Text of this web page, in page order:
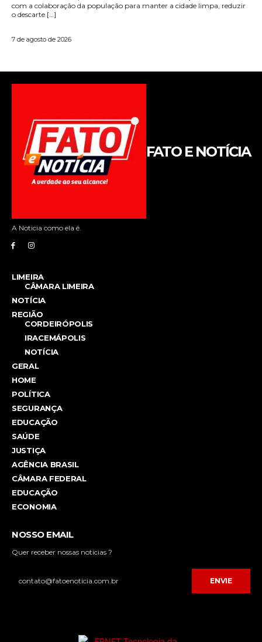
FATO E NOTÍCIA
A Noticia como ela é.
LIMEIRA
CÂMARA LIMEIRA
NOTÍCIA
REGIÃO
CORDEIRÓPOLIS
IRACEMÁPOLIS
NOTÍCIA
GERAL
HOME
POLÍTICA
SEGURANÇA
EDUCAÇÃO
SAÚDE
JUSTIÇA
AGÊNCIA BRASIL
CÂMARA FEDERAL
EDUCAÇÃO
ECONOMIA
NOSSO EMAIL
Quer receber nossas noticias ?
ENVIE